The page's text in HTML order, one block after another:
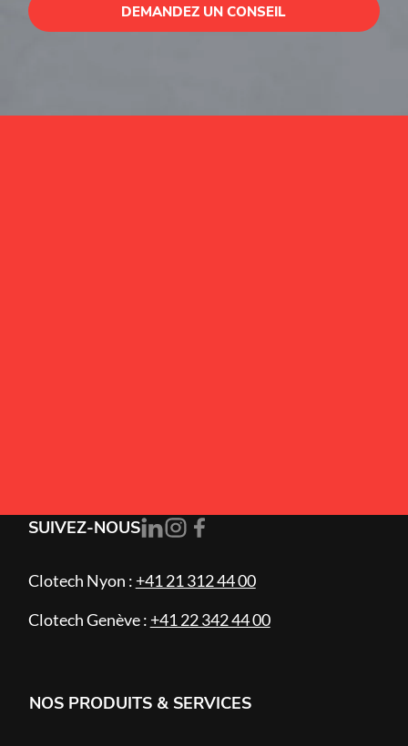
DEMANDEZ UN CONSEIL
SUIVEZ-NOUS
Clotech Nyon : +41 21 312 44 00
Clotech Genève : +41 22 342 44 00
NOS PRODUITS & SERVICES